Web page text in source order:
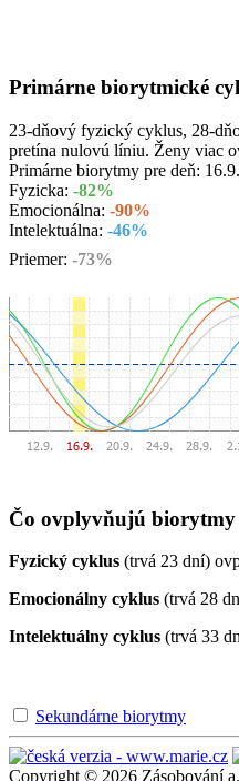
Primárne biorytmické
23-dňový fyzický cyklus, 28-
pretína nulovú líniu. Ženy viac
Primárne biorytmy pre deň:
Fyzicka: -82%
Emocionálna: -90%
Intelektuálna: -46%
Priemer: -73%
Čo ovplyvňujú biorytmy
Fyzický cyklus (trvá 23 dní)
Emocionálny cyklus (trvá 28
Intelektuálny cyklus (trvá 33
Sekundárne biorytmy
Copyright © 2026 Zásobování